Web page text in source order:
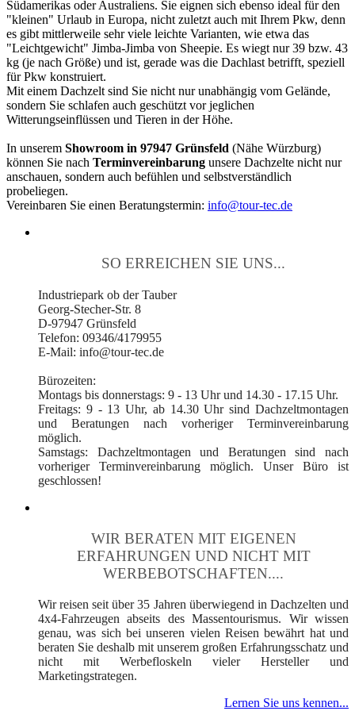
Südamerikas oder Australiens. Sie eignen sich ebenso ideal für den
"kleinen" Urlaub in Europa, nicht zuletzt auch mit Ihrem Pkw, denn
es gibt mittlerweile sehr viele leichte Varianten, wie etwa das
"Leichtgewicht" Jimba-Jimba von Sheepie. Es wiegt nur 39 bzw. 43
kg (je nach Größe) und ist, gerade was die Dachlast betrifft, speziell
für Pkw konstruiert.
Mit einem Dachzelt sind Sie nicht nur unabhängig vom Gelände,
sondern Sie schlafen auch geschützt vor jeglichen
Witterungseinflüssen und Tieren in der Höhe.
In unserem Showroom in 97947 Grünsfeld (Nähe Würzburg)
können Sie nach Terminvereinbarung unsere Dachzelte nicht nur
anschauen, sondern auch befühlen und selbstverständlich
probeliegen.
Vereinbaren Sie einen Beratungstermin: info@tour-tec.de
SO ERREICHEN SIE UNS...
Industriepark ob der Tauber
Georg-Stecher-Str. 8
D-97947 Grünsfeld
Telefon: 09346/4179955
E-Mail: info@tour-tec.de
Bürozeiten:
Montags bis donnerstags: 9 - 13 Uhr und 14.30 - 17.15 Uhr.
Freitags: 9 - 13 Uhr, ab 14.30 Uhr sind Dachzeltmontagen
und Beratungen nach vorheriger Terminvereinbarung
möglich.
Samstags: Dachzeltmontagen und Beratungen sind nach
vorheriger Terminvereinbarung möglich. Unser Büro ist
geschlossen!
WIR BERATEN MIT EIGENEN
ERFAHRUNGEN UND NICHT MIT
WERBEBOTSCHAFTEN....
Wir reisen seit über 35 Jahren überwiegend in Dachzelten und
4x4-Fahrzeugen abseits des Massentourismus. Wir wissen
genau, was sich bei unseren vielen Reisen bewährt hat und
beraten Sie deshalb mit unserem großen Erfahrungsschatz und
nicht mit Werbefloskeln vieler Hersteller und
Marketingstrategen.
Lernen Sie uns kennen...